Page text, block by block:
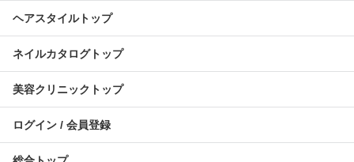
ヘアスタイルトップ
ネイルカタログトップ
美容クリニックトップ
ログイン / 会員登録